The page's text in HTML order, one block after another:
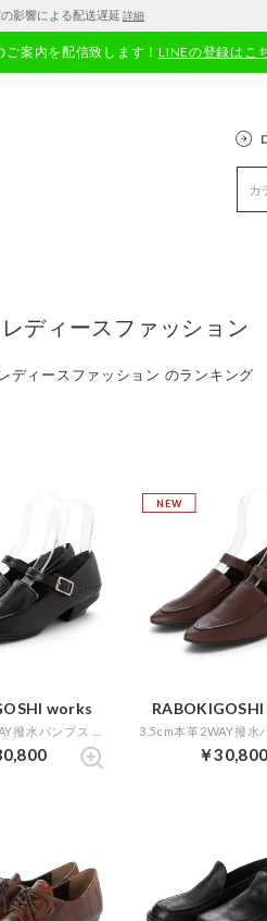
影響による配送遅延 詳細
ご案内を配信致します！LINEの登録はこ
レディースファッション
レディースファッション のランキング
works
NEW
￥30,800